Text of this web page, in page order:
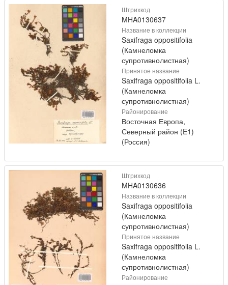
Штрихкод
MHA0130637
Название в коллекции
Saxifraga oppositifolia
(Камнеломка
супротивнолистная)
Принятое название
Saxifraga oppositifolia L.
(Камнеломка
супротивнолистная)
Районирование
Восточная Европа,
Северный район (E1)
(Россия)
Штрихкод
MHA0130636
Название в коллекции
Saxifraga oppositifolia
(Камнеломка
супротивнолистная)
Принятое название
Saxifraga oppositifolia L.
(Камнеломка
супротивнолистная)
Районирование